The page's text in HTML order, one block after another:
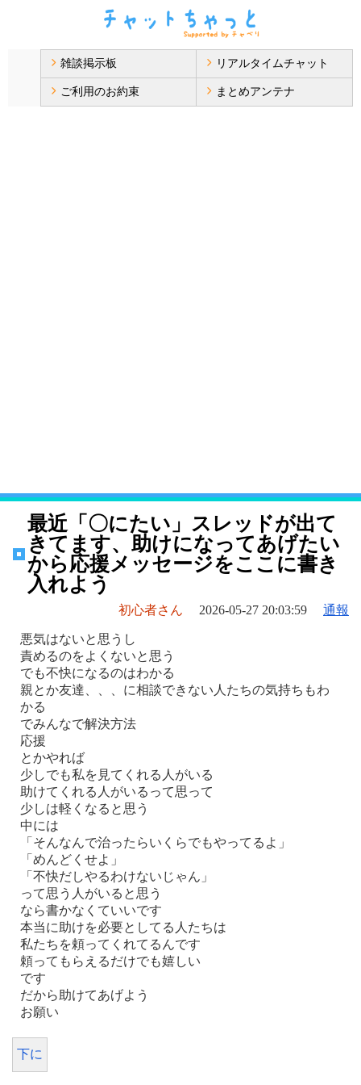
雑談掲示板 リアルタイムチャット
ご利用のお約束 まとめアンテナ
最近「〇にたい」スレッドが出て
きてます、助けになってあげたい
から応援メッセージをここに書き
入れよう
初心者さん 2026-05-27 20:03:59 通報
悪気はないと思うし
責めるのをよくないと思う
でも不快になるのはわかる
親とか友達、、、に相談できない人たちの気持ちもわ
かる
でみんなで解決方法
応援
とかやれば
少しでも私を見てくれる人がいる
助けてくれる人がいるって思って
少しは軽くなると思う
中には
「そんなんで治ったらいくらでもやってるよ」
「めんどくせよ」
「不快だしやるわけないじゃん」
って思う人がいると思う
なら書かなくていいです
本当に助けを必要としてる人たちは
私たちを頼ってくれてるんです
頼ってもらえるだけでも嬉しい
です
だから助けてあげよう
お願い
下に